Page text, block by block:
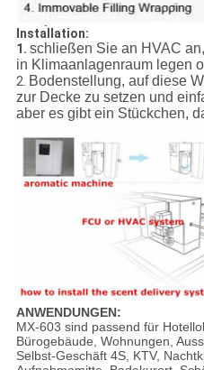
Installation:
1. schließen Sie an HVAC
in Klimaanlagenraum legen
2. Bodenstellung, auf diese
zur Decke zu setzen und
aber es gibt ein Stückchen,
ANWENDUNGEN:
MX-603 sind passend für
Bürogebäude, Wohnungen,
Selbst-Geschäft 4S, KTV,